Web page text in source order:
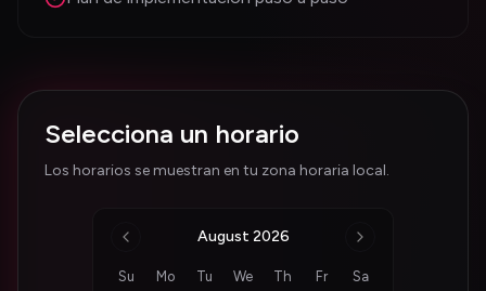
Selecciona un horario
Los horarios se muestran en tu zona horaria local.
August 2026
Su Mo Tu We Th Fr Sa